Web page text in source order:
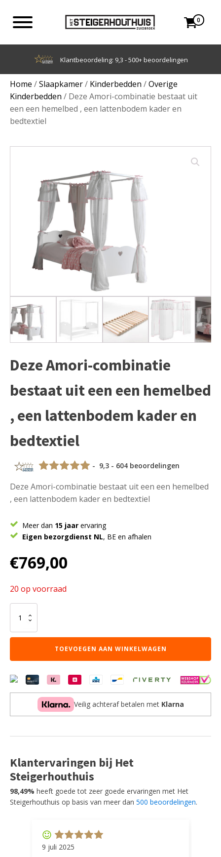
0
Achteraf betalen met Klarna
Home /Slaapkamer/ Kinderbedden /Overige
Kinderbedden / Deze Amori-combinatie bestaat uit
een een hemelbed , een lattenbodem kader en
bedtextiel
Deze Amori-combinatie
bestaat uit een een hemelbed
, een lattenbodem kader en
bedtextiel
- 9,3 - 604 beoordelingen
Deze Amori-combinatie bestaat uit een een hemelbed
, een lattenbodem kader en bedtextiel
Meer dan 15 jaar ervaring
Eigen bezorgdienst NL, BE en afhalen
€769,00
20 op voorraad
Amori-
combinatie
bestaat
een
hemelbed
lattenbodem
kader
TOEVOEGEN AAN WINKELWAGEN
Veilig achteraf betalen met Klarna
Klantervaringen bij Het
Steigerhouthuis
98,49% heeft goede tot zeer goede ervaringen met Het
Steigerhouthuis op basis van meer dan 500 beoordelingen.
9 juli 2025